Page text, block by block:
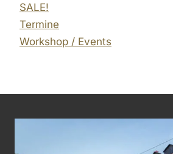
SALE!
Termine
Workshop / Events